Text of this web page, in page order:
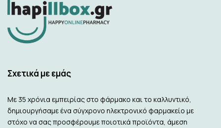
Σχετικά με εμάς
Με 35 χρόνια εμπειρίας στο φάρμακο και το καλλυντικό,
δημιουργήσαμε ένα σύγχρονο ηλεκτρονικό φαρμακείο με
στόχο να σας προσφέρουμε ποιοτικά προϊόντα, άμεση